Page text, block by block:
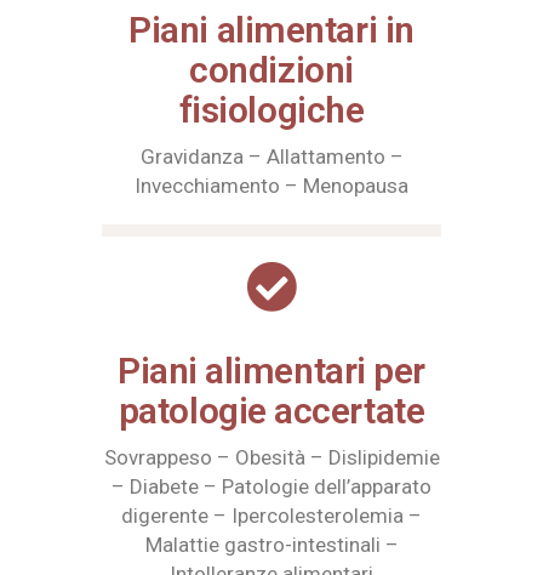
Piani alimentari in
condizioni
fisiologiche
Gravidanza – Allattamento –
Invecchiamento – Menopausa
Piani alimentari per
patologie accertate
Sovrappeso – Obesità – Dislipidemie
– Diabete – Patologie dell’apparato
digerente – Ipercolesterolemia –
Malattie gastro-intestinali –